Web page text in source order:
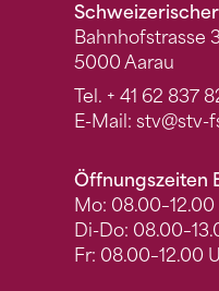
Bahnhofstrasse
5000 Aarau
Tel. + 41 62 837
E-Mail: stv@stv-
Öffnungszeiten
Mo: 08.00–12.00
Di-Do:
Fr: 08.00–12.00